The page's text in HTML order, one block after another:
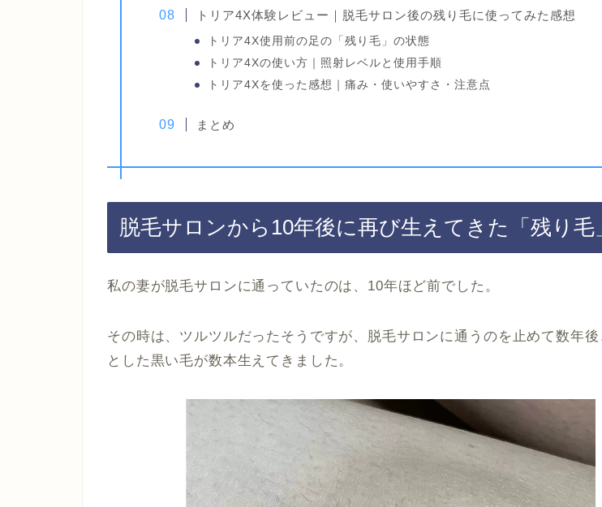
トリア4X体験レビュー｜脱毛サロン後の残り毛に使ってみた感想
トリア4X使用前の足の「残り毛」の状態
トリア4Xの使い方｜照射レベルと使用手順
トリア4Xを使った感想｜痛み・使いやすさ・注意点
まとめ
脱毛サロンから10年後に再び生えてきた「残り毛
私の妻が脱毛サロンに通っていたのは、10年ほど前でした。
その時は、ツルツルだったそうですが、脱毛サロンに通うのを止めて数年後
とした黒い毛が数本生えてきました。